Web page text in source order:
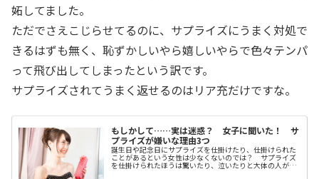
妬してました。
ただでさえこじらせてるのに、サプライズにうまく対処で
きるはずも無く、恥ずかしいやら嬉しいやらで色々テンパ
って飛び出してしまったという訳です。
サプライズされてうまく返せるのはリア充だけですな。
もしかして……実は迷惑？ 女子に聞いた！ サ
プライズが嫌いな理由3つ
誕生日や記念日にサプライズを仕掛けたり、仕掛けられた
ことがあるという女性は少なくないのでは？ サプライズ
を仕掛けられたほうは驚いたり、泣いたりと大体の人が喜
んでいるように見えますが、実際のところはどう（1ペー